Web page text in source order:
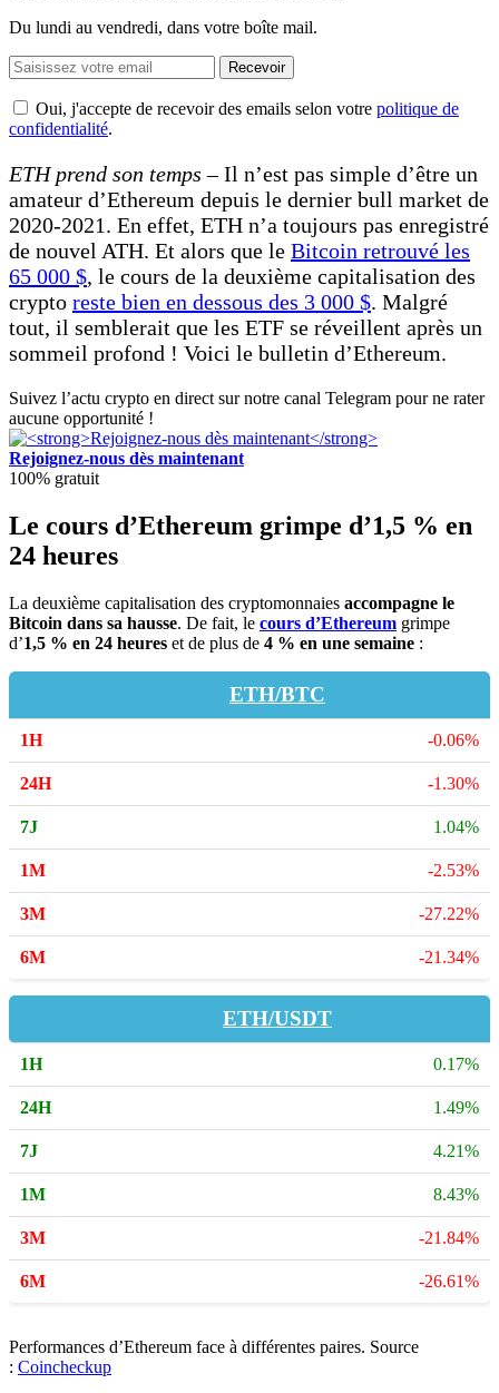
Du lundi au vendredi, dans votre boîte mail.
Recevoir
Oui, j'accepte de recevoir des emails selon votre politique de
confidentialité.
ETH prend son temps –Il n’est pas simple d’être un
amateur d’Ethereum depuis le dernier bull market de
2020-2021. En effet, ETH n’a toujours pas enregistré
de nouvel ATH. Et alors que le Bitcoin retrouvé les
65 000 $, le cours de la deuxième capitalisation des
crypto reste bien en dessous des 3 000 $. Malgré
tout, il semblerait que les ETF se réveillent après un
sommeil profond ! Voici le bulletin d’Ethereum.
Suivez l’actu crypto en direct sur notre canal Telegram pour ne rater
aucune opportunité !
Rejoignez-nous dès maintenant
100% gratuit
Le cours d’Ethereum grimpe d’1,5 % en
24 heures
La deuxième capitalisation des cryptomonnaies accompagne le
Bitcoin dans sa hausse. De fait, le cours d’Ethereum grimpe
d’1,5 % en 24 heures et de plus de 4 % en une semaine :
ETH/BTC
-0.06%
-1.30%
1.04%
-2.53%
-27.22%
-21.34%
ETH/USDT
0.17%
1.49%
4.21%
8.43%
-21.84%
-26.61%
Performances d’Ethereum face à différentes paires. Source
: Coincheckup